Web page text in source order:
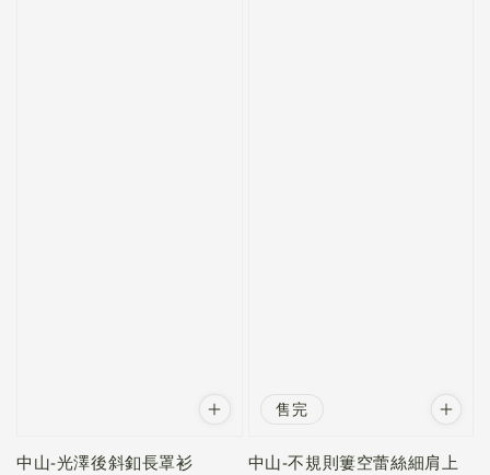
中山-光澤後斜釦長罩衫
售完
中山-不規則簍空蕾絲細肩上